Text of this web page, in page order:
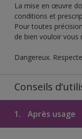
La mise en œuvre
conditions et
Pour toutes
de bien vouloir vous
Dangereux.
Conseils
1. Après usage